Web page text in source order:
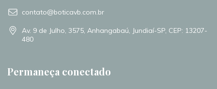
contato@boticavb.com.br
Av. 9 de Julho, 3575, Anhangabaú, Jundiaí-SP, CEP: 13207-
480
Permaneça conectado